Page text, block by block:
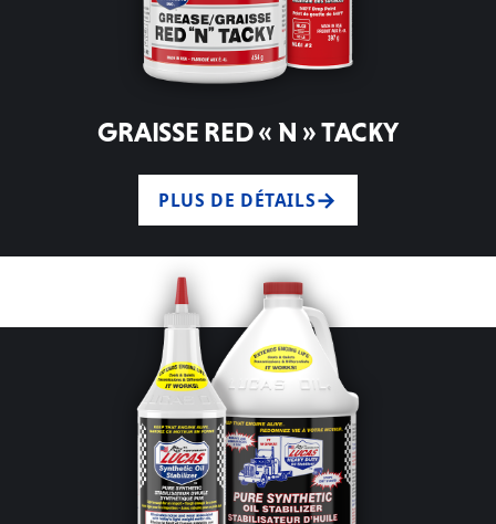
GRAISSE RED « N » TACKY
PLUS DE DÉTAILS